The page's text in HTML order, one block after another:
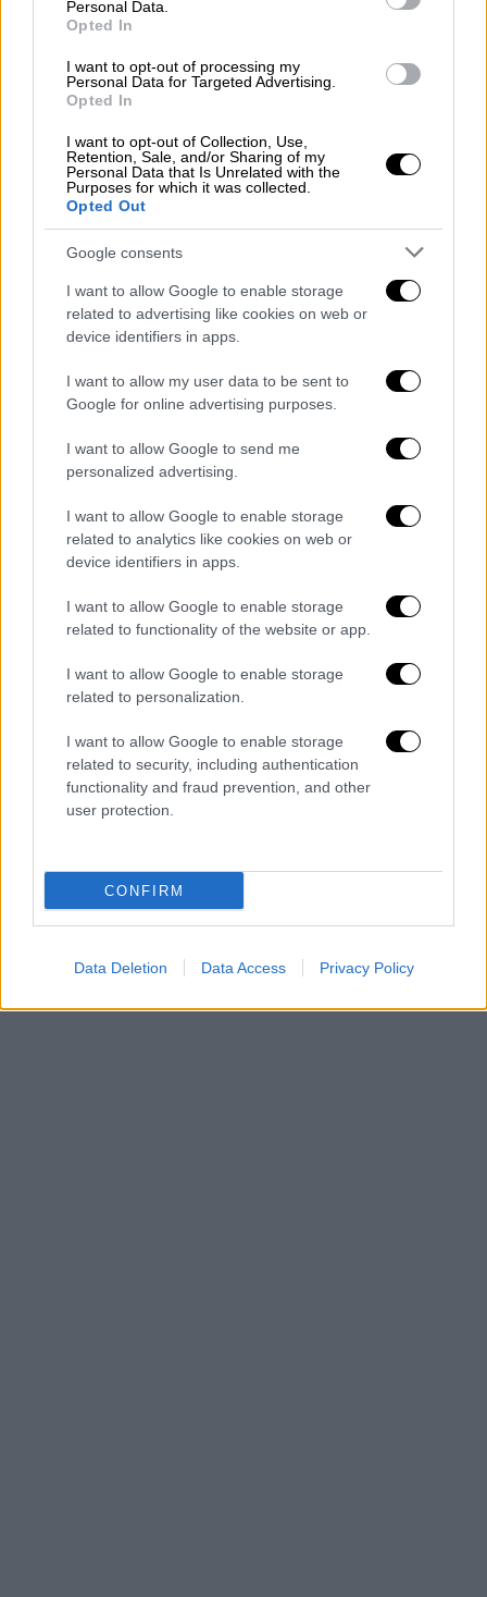
Personal Data.
Opted In
I want to opt-out of processing my
Personal Data for Targeted Advertising.
Opted In
I want to opt-out of Collection, Use,
Retention, Sale, and/or Sharing of my
Personal Data that Is Unrelated with the
Purposes for which it was collected.
Opted Out
Google consents
I want to allow Google to enable storage
related to advertising like cookies on web or
device identifiers in apps.
I want to allow my user data to be sent to
Google for online advertising purposes.
I want to allow Google to send me
personalized advertising.
I want to allow Google to enable storage
related to analytics like cookies on web or
device identifiers in apps.
I want to allow Google to enable storage
related to functionality of the website or app.
I want to allow Google to enable storage
related to personalization.
I want to allow Google to enable storage
related to security, including authentication
functionality and fraud prevention, and other
user protection.
CONFIRM
Data Deletion Data Access Privacy Policy
Την επί σειρά ετών υπουργό αποχαιρέτησε
στίγμα της στην πολιτική της χώρας: «Η Β.
Παπανδρέου άφησε το δικό της ξεχωριστό
στίγμα στην πολιτική της χώρας, ως
στέλεχος και υπουργός του ΠΑΣΟΚ, ως
μέλος του ελληνικού κοινοβουλίου αλλά και
ως Επίτροπος της ΕΟΚ. Απευθύνουμε τα
συλλυπητήρια μας στην οικογένεια της και
το κόμμα της»
Ο επίσης επί σειρά ετών υπουργός του
Ανδρέας Λοβέρδος
τόνισε: «Αποχαιρετώ με τιμή τη Βάσω
Παπανδρέου. Οι μνήμες πολλές. Και
διαφορετικές. Ένταση στην αρχή. Σεβασμός
και συνεργασία στη συνέχεια. Ισχυρή
πάθος για τη χώρα, για το ΠΑΣΟΚ, για τις
ιδέες της. Ειλικρινή συλλυπητήρια στους
Στο ίδιο μήκος κύματος και η ανάρτηση της
Μία σπουδαία μοναχική γυναίκα. Μια
σπουδαία αποτελεσματική απ όπου πέρασε
πολιτικός. Μια σπουδαία μαχητική
σοσιαλδημοκράτισσα. Μια σπουδαία
Ελληνίδα. Μια σπουδαία Ευρωπαία. Από
μακριά στα εύκολα ,στη φωτιά στα δύσκολα!